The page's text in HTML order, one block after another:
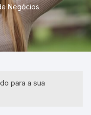
Negócios
para a sua